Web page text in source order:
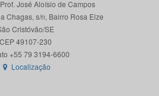
José Aloísio de Campos
Chagas, s/n, Bairro Rosa Elze
Cristóvão/SE
CEP 49107-230
Localização